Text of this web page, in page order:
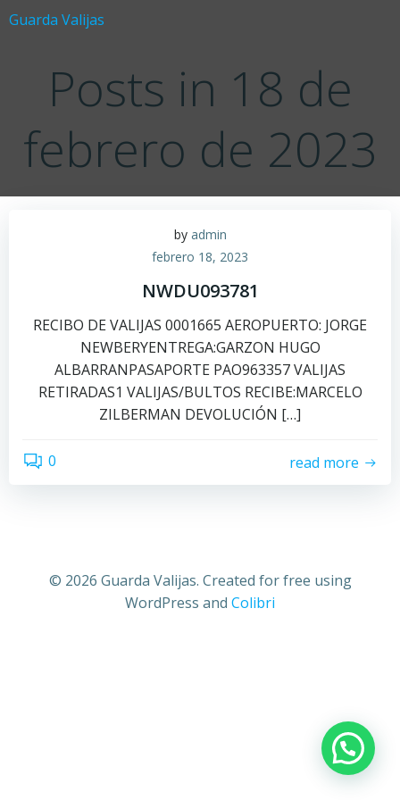
Guarda Valijas
Posts in 18 de
febrero de 2023
by admin
febrero 18, 2023
NWDU093781
RECIBO DE VALIJAS 0001665 AEROPUERTO: JORGE
NEWBERYENTREGA:GARZON HUGO
ALBARRANPASAPORTE PAO963357 VALIJAS
RETIRADAS1 VALIJAS/BULTOS RECIBE:MARCELO
ZILBERMAN DEVOLUCIÓN […]
0 read more
© 2026 Guarda Valijas. Created for free using
WordPress and Colibri